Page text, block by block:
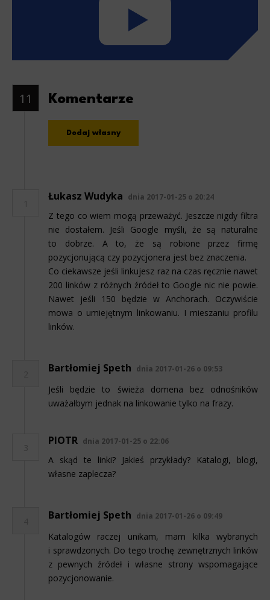
11 Komentarze
Dodaj własny
Łukasz Wudyka dnia 2017-01-25 o 20:24
Z tego co wiem mogą przeważyć. Jeszcze nigdy filtra
nie dostałem. Jeśli Google myśli, że są naturalne
to dobrze. A to, że są robione przez firmę
pozycjonującą czy pozycjonera jest bez znaczenia.
Co ciekawsze jeśli linkujesz raz na czas ręcznie nawet
200 linków z różnych źródeł to Google nic nie powie.
Nawet jeśli 150 będzie w Anchorach. Oczywiście
mowa o umiejętnym linkowaniu. I mieszaniu profilu
linków.
Bartłomiej Speth dnia 2017-01-26 o 09:53
Jeśli będzie to świeża domena bez odnośników
uważałbym jednak na linkowanie tylko na frazy.
PIOTR dnia 2017-01-25 o 22:06
A skąd te linki? Jakieś przykłady? Katalogi, blogi,
własne zaplecza?
Bartłomiej Speth dnia 2017-01-26 o 09:49
Katalogów raczej unikam, mam kilka wybranych
i sprawdzonych. Do tego trochę zewnętrznych linków
z pewnych źródeł i własne strony wspomagające
pozycjonowanie.